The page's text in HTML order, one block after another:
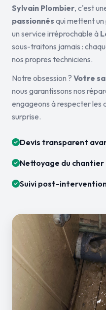
Sylvain Plombier, c'est
passionnés qui mettent
un service irréprochable à
sous-traitons jamais :
nos propres techniciens.
Notre obsession ? Votre
nous garantissons nos
engageons à respecter les
surprise.
Devis transparent
Nettoyage du
Suivi post-